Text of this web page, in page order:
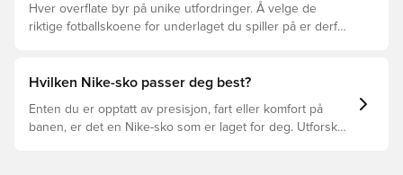
Hver overflate byr på unike utfordringer. Å velge de
riktige fotballskoene for underlaget du spiller på er derfor
fotballsko som er det beste valget for de forskjellige
Hvilken Nike-sko passer deg best?
Enten du er opptatt av presisjon, fart eller komfort på
banen, er det en Nike-sko som er laget for deg. Utforsk